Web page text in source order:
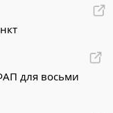
для восьми